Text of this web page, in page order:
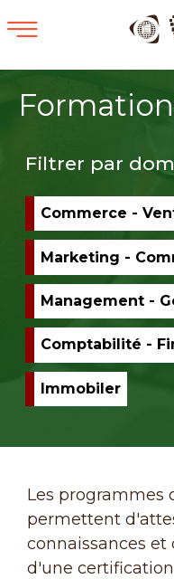
Filtrer par
Commerce -
Marketing -
Management -
Comptabilité -
Immobiler
Les programmes
permettent
connaissances et
d'une